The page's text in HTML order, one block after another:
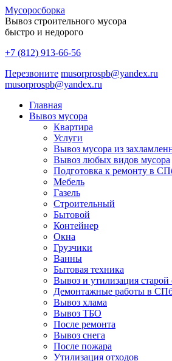
Мусоросборка
Вывоз строительного мусора
быстро и недорого
+7 (812) 913-66-56
Перезвоните musorprospb@yandex.ru
musorprospb@yandex.ru
Главная
Вывоз мусора
Квартира
Услуги
Вывоз мусора из
Вывоз любых видов мусора
Подготовка к ремонту в
Мебель
Газель
Строительный
Бытовой
Контейнер
Окна
Грузчики
Ванны
Бытовая техника
Вывоз и утилизация старой
Демонтажные работы в
Вывоз хлама
Вывоз ТБО
После ремонта
Вывоз снега
После пожара
Утилизация отходов